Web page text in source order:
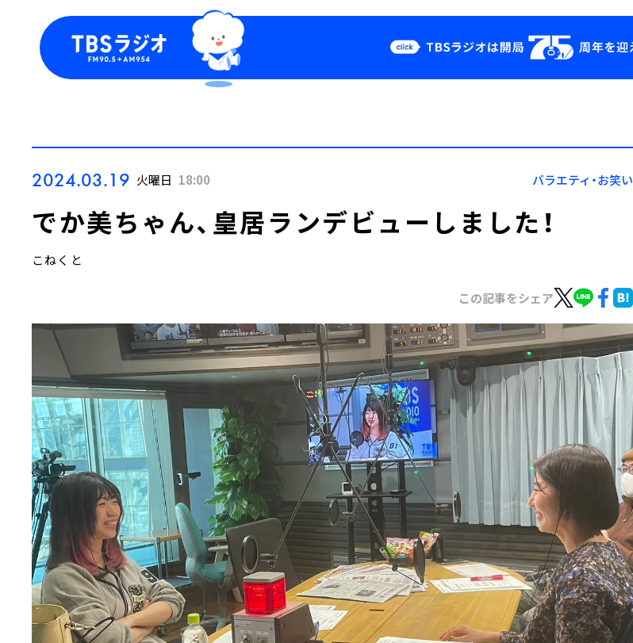
Podcast
YouTube
会社情報
2024.03.19 火曜日 18:00 バラエティ・お笑い
でか美ちゃん、皇居ランデビューしました！
こねくと
この記事をシェア